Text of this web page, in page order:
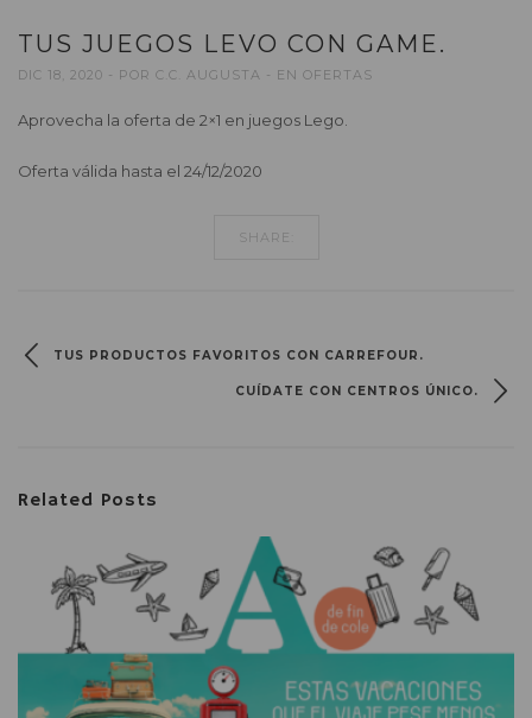
TUS JUEGOS LEVO CON GAME.
DIC 18, 2020 POR C.C. AUGUSTA EN OFERTAS
Aprovecha la oferta de 2×1 en juegos Lego.
Oferta válida hasta el 24/12/2020
SHARE:
TUS PRODUCTOS FAVORITOS CON CARREFOUR.
CUÍDATE CON CENTROS ÚNICO.
Related Posts